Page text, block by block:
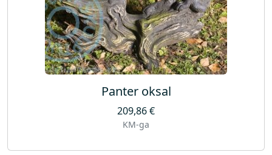
Panter oksal
209,86€
KM-ga